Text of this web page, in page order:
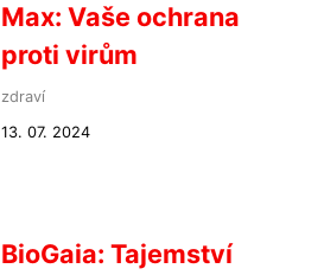
Max: Vaše ochrana
proti virům
zdraví
13. 07. 2024
BioGaia: Tajemství